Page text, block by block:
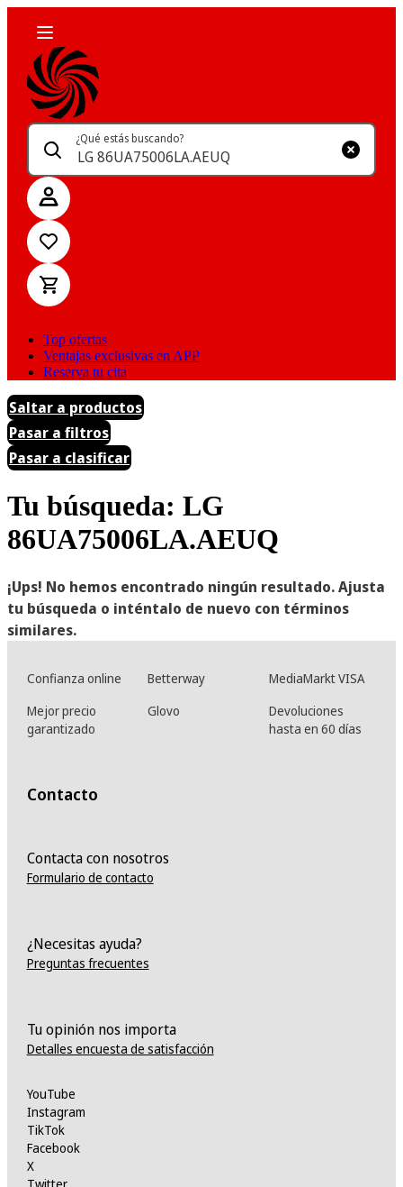
¿Qué estás buscando?
Top ofertas
Ventajas exclusivas en APP
Reserva tu cita
Saltar a productos
Pasar a filtros
Pasar a clasificar
Tu búsqueda: LG
86UA75006LA.AEUQ
¡Ups! No hemos encontrado ningún resultado. Ajusta
tu búsqueda o inténtalo de nuevo con términos
similares.
Confianza online Betterway
MediaMarkt VISA
Mejor precio
garantizado
Glovo
Devoluciones
hasta en 60 días
Contacto
Contacta con nosotros
Formulario de contacto
¿Necesitas ayuda?
Preguntas frecuentes
Tu opinión nos importa
Detalles encuesta de satisfacción
YouTube
Instagram
TikTok
Facebook
X